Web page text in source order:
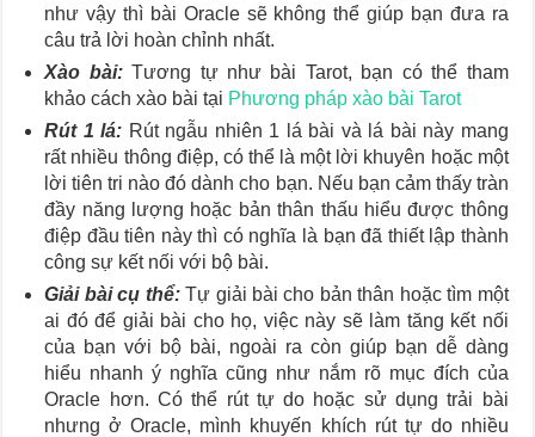
như vậy thì bài Oracle sẽ không thể giúp bạn đưa ra
câu trả lời hoàn chỉnh nhất.
Xào bài:Tương tự như bài Tarot, bạn có thể tham
khảo cách xào bài tại Phương pháp xào bài Tarot
Rút 1 lá: Rút ngẫu nhiên 1 lá bài và lá bài này mang
rất nhiều thông điệp, có thể là một lời khuyên hoặc một
lời tiên tri nào đó dành cho bạn. Nếu bạn cảm thấy tràn
đầy năng lượng hoặc bản thân thấu hiểu được thông
điệp đầu tiên này thì có nghĩa là bạn đã thiết lập thành
công sự kết nối với bộ bài.
Giải bài cụ thể:Tự giải bài cho bản thân hoặc tìm một
ai đó để giải bài cho họ, việc này sẽ làm tăng kết nối
của bạn với bộ bài, ngoài ra còn giúp bạn dễ dàng
hiểu nhanh ý nghĩa cũng như nắm rõ mục đích của
Oracle hơn. Có thể rút tự do hoặc sử dụng trải bài
nhưng ở Oracle, mình khuyến khích rút tự do nhiều